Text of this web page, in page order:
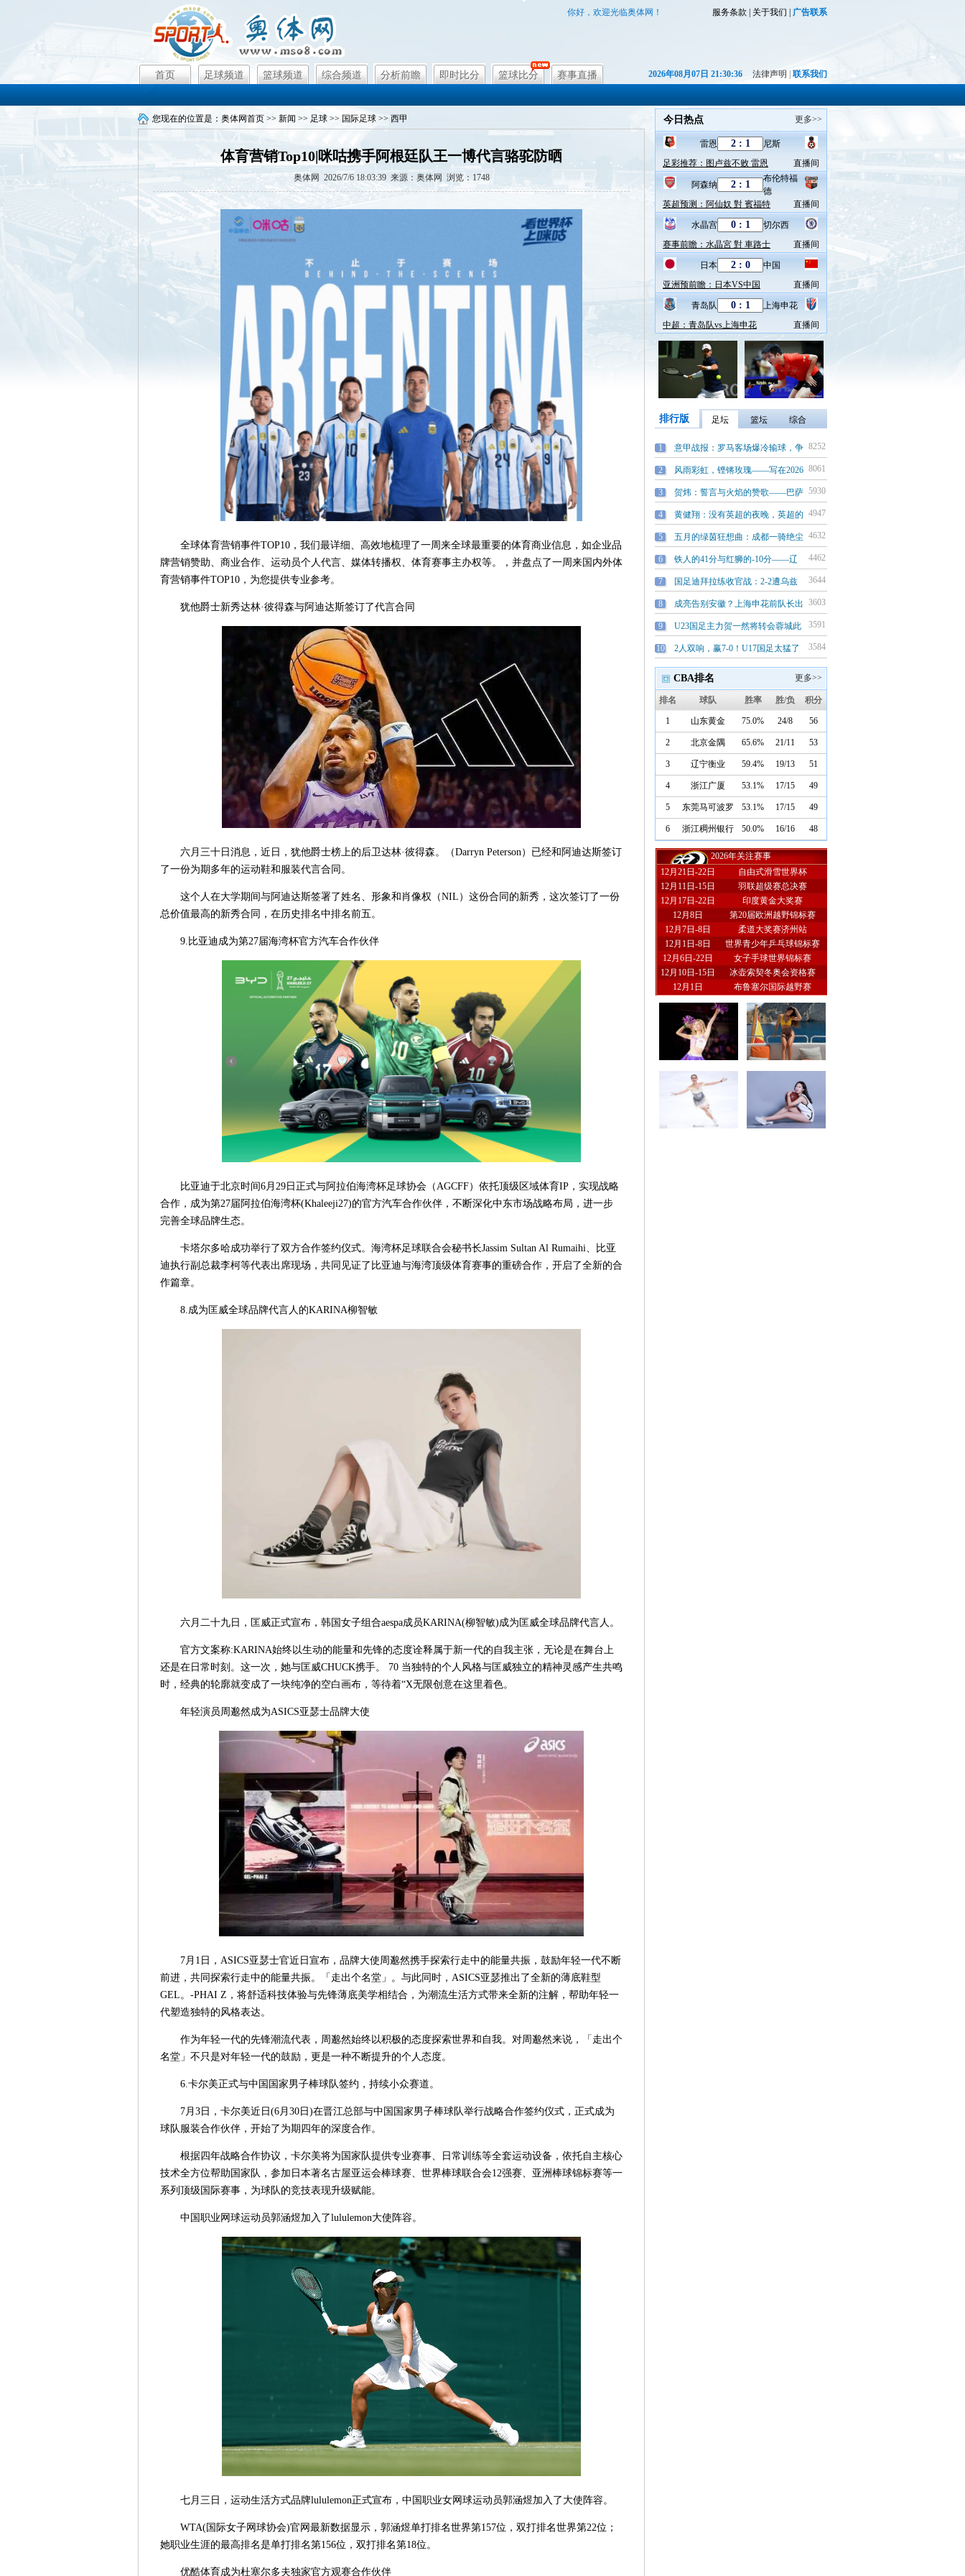
你好，欢迎光临奥体网！ 服务条款 关于我们 广告联系
首页 足球频道 篮球频道 综合频道 分析前瞻 即时比分 篮球比分 赛事直播 2026年08月07日 21:30:37 法律声明 联系我们
您现在的位置是： 奥体网首页 >> 新闻 >> 足球 >> 国际足球 >> 西甲
体育营销Top10|咪咕携手阿根廷队王一博代言骆驼防晒
奥体网 2026/7/6 18:03:39 来源：奥体网 浏览： 1748
全球体育营销事件TOP10，我们最详细、高效地梳理了一周来全球最重要的体育商业信息，如企业品
牌营销赞助、商业合作、运动员个人代言、媒体转播权、体育赛事主办权等。，并盘点了一周来国内外体
育营销事件TOP10，为您提供专业参考。
犹他爵士新秀达林·彼得森与阿迪达斯签订了代言合同
六月三十日消息，近日，犹他爵士榜上的后卫达林·彼得森。（Darryn Peterson）已经和阿迪达斯签订
了一份为期多年的运动鞋和服装代言合同。
这个人在大学期间与阿迪达斯签署了姓名、形象和肖像权（NIL）这份合同的新秀，这次签订了一份
总价值最高的新秀合同，在历史排名中排名前五。
9.比亚迪成为第27届海湾杯官方汽车合作伙伴
比亚迪于北京时间6月29日正式与阿拉伯海湾杯足球协会（AGCFF）依托顶级区域体育IP，实现战略
合作，成为第27届阿拉伯海湾杯(Khaleeji27)的官方汽车合作伙伴，不断深化中东市场战略布局，进一步
完善全球品牌生态。
卡塔尔多哈成功举行了双方合作签约仪式。海湾杯足球联合会秘书长Jassim Sultan Al Rumaihi、比亚
迪执行副总裁李柯等代表出席现场，共同见证了比亚迪与海湾顶级体育赛事的重磅合作，开启了全新的合
作篇章。
8.成为匡威全球品牌代言人的KARINA柳智敏
六月二十九日，匡威正式宣布，韩国女子组合aespa成员KARINA(柳智敏)成为匡威全球品牌代言人。
官方文案称:KARINA始终以生动的能量和先锋的态度诠释属于新一代的自我主张，无论是在舞台上
还是在日常时刻。这一次，她与匡威CHUCK携手。 70 当独特的个人风格与匡威独立的精神灵感产生共鸣
时，经典的轮廓就变成了一块纯净的空白画布，等待着“X无限创意在这里着色。
年轻演员周邈然成为ASICS亚瑟士品牌大使
7月1日，ASICS亚瑟士官近日宣布，品牌大使周邈然携手探索行走中的能量共振，鼓励年轻一代不断
前进，共同探索行走中的能量共振。「走出个名堂」。与此同时，ASICS亚瑟推出了全新的薄底鞋型
GEL。-PHAI Z，将舒适科技体验与先锋薄底美学相结合，为潮流生活方式带来全新的注解，帮助年轻一
代塑造独特的风格表达。
作为年轻一代的先锋潮流代表，周邈然始终以积极的态度探索世界和自我。对周邈然来说，「走出个
名堂」不只是对年轻一代的鼓励，更是一种不断提升的个人态度。
6.卡尔美正式与中国国家男子棒球队签约，持续小众赛道。
7月3日，卡尔美近日(6月30日)在晋江总部与中国国家男子棒球队举行战略合作签约仪式，正式成为
球队服装合作伙伴，开始了为期四年的深度合作。
根据四年战略合作协议，卡尔美将为国家队提供专业赛事、日常训练等全套运动设备，依托自主核心
技术全方位帮助国家队，参加日本著名古屋亚运会棒球赛、世界棒球联合会12强赛、亚洲棒球锦标赛等一
系列顶级国际赛事，为球队的竞技表现升级赋能。
中国职业网球运动员郭涵煜加入了lululemon大使阵容。
七月三日，运动生活方式品牌lululemon正式宣布，中国职业女网球运动员郭涵煜加入了大使阵容。
WTA(国际女子网球协会)官网最新数据显示，郭涵煜单打排名世界第157位，双打排名世界第22位；
她职业生涯的最高排名是单打排名第156位，双打排名第18位。
优酷体育成为杜塞尔多夫独家官方观赛合作伙伴
今日热点 更多>>
雷恩
尼斯
足彩推荐：图卢兹不败 雷恩
直播间
阿森纳
布伦特福
德
英超预测：阿仙奴 對 賓福特
直播间
水晶宫
切尔西
赛事前瞻：水晶宮 對 車路士
直播间
日本
中国
亚洲预前瞻：日本VS中国
直播间
青岛队
上海申花
中超：青岛队vs上海申花
直播间
排行版 足坛 篮坛 综合
1 意甲战报：罗马客场爆冷输球，争 8252
2 风雨彩虹，铿锵玫瑰——写在2026 8061
3 贺炜：誓言与火焰的赞歌——巴萨 5930
4 黄健翔：没有英超的夜晚，英超的 4947
5 五月的绿茵狂想曲：成都一骑绝尘 4632
6 铁人的41分与红狮的-10分——辽 4462
7 国足迪拜拉练收官战：2-2遭乌兹 3644
8 成亮告别安徽？上海申花前队长出 3603
9 U23国足主力贺一然将转会蓉城此 3591
10 2人双响，赢7-0！U17国足太猛了 3584
1 杨毅CBA观察：麦基空降北京引爆 9054
2 休斯顿的52胜与学费——乌度卡第 7184
3 贺炜：九连胜的终点，亦是新征途 6257
4 杨毅热火观察：残阵热火迎战西部 5489
5 休斯顿的52胜与学费——乌度卡第 5137
6 CBA新赛季！共有5支球队，喊出了 3569
7 疯狂北伐！本赛季的伦纳德，能否 3533
8 湖人首轮遇火箭，逆袭晋级全看这 3522
9 詹姆斯谈总胜场数排名历史第一， 3519
10 WOC！詹姆斯亲口承认！布朗尼的 3491
1 排超季后赛今夜烽烟四起！沪津大 7734
2 中国田径的“多维破局”：当邢家 6692
3 墨尔本的夜与罗兰·加洛斯的泪 6176
4 绿夹克的传承与孤勇者的远征：麦 6064
5 初夏的蝉鸣与重生的烈火——写在 4550
6 绿茵场外的另一种弧线：德国公开 3840
7 53岁奥运冠军王军霞：退役后移居 3494
8 退役后移居美国，3个孩子3个爹， 3494
9 斯诺克世锦赛赛程：赵心童明日首 3449
10 弗里茨称德约阿卡有赛程特权遭西 3410
CBA排名 更多>>
排名 球队 胜率 胜/负 积分
1 山东黄金 75.0% 24/8 56
2 北京金隅 65.6% 21/11 53
3 辽宁衡业 59.4% 19/13 51
4 浙江广厦 53.1% 17/15 49
5 东莞马可波罗 53.1% 17/15 49
6 浙江稠州银行 50.0% 16/16 48
2026年关注赛事
12月21日-22日
自由式滑雪世界杯
12月11日-15日
羽联超级赛总决赛
12月17日-22日
印度黄金大奖赛
12月8日
第20届欧洲越野锦标赛
12月7日-8日
柔道大奖赛济州站
12月1日-8日
世界青少年乒乓球锦标赛
12月6日-22日
女子手球世界锦标赛
12月10日-15日
冰壶索契冬奥会资格赛
12月1日
布鲁塞尔国际越野赛